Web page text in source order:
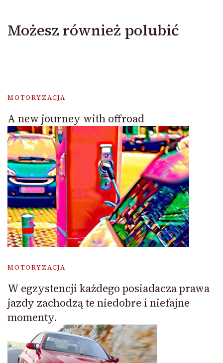
Możesz również polubić
MOTORYZACJA
A new journey with offroad
MOTORYZACJA
W egzystencji każdego posiadacza prawa
jazdy zachodzą te niedobre i niefajne
momenty.